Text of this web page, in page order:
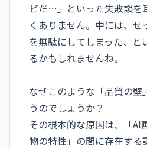
ビだ…」といった失敗談を
くありません。中には、
を無駄にしてしまった、と
るかもしれませんね。
なぜこのような「品質の壁
うのでしょうか？
その根本的な原因は、「AI
物の特性」の間に存在する